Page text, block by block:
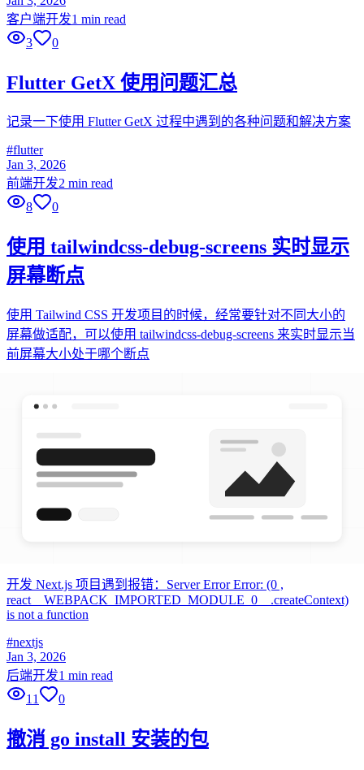
客户端开发1 min read
3
0
Flutter GetX 使用问题汇总
记录一下使用 Flutter GetX 过程中遇到的各种问题和解决方案
#flutter
Jan 3, 2026
前端开发2 min read
8
0
使用 tailwindcss-debug-screens 实时显示
屏幕断点
使用 Tailwind CSS 开发项目的时候，经常要针对不同大小的
屏幕做适配，可以使用 tailwindcss-debug-screens 来实时显示当
前屏幕大小处于哪个断点
0
解决 Next.js 报错：Server Error Error:
开发 Next.js 项目遇到报错：Server Error Error: (0 ,
react__WEBPACK_IMPORTED_MODULE_0__.createContext)
is not a function
#nextjs
Jan 3, 2026
后端开发1 min read
11
0
撤消 go install 安装的包